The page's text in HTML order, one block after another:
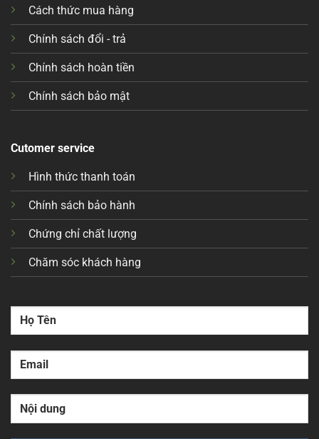
Cách thức mua hàng
Chính sách đổi - trả
Chính sách hoàn tiền
Chính sách bảo mật
Cutomer service
Hình thức thanh toán
Chính sách bảo hành
Chứng chỉ chất lượng
Chăm sóc khách hàng